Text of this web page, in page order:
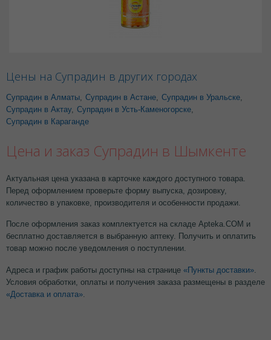
Цены на Супрадин в других городах
Супрадин в Алматы Супрадин в Астане Супрадин в Уральске
Супрадин в Актау, Супрадин в Усть-Каменогорске
Супрадин в Караганде
Цена и заказ Супрадин в Шымкенте
Актуальная цена указана в карточке каждого доступного товара.
Перед оформлением проверьте форму выпуска, дозировку,
количество в упаковке, производителя и особенности продажи.
После оформления заказ комплектуется на складе Apteka.COM и
бесплатно доставляется в выбранную аптеку. Получить и оплатить
товар можно после уведомления о поступлении.
Адреса и график работы доступны на странице «Пункты доставки»
Условия обработки, оплаты и получения заказа размещены в разделе
«Доставка и оплата»